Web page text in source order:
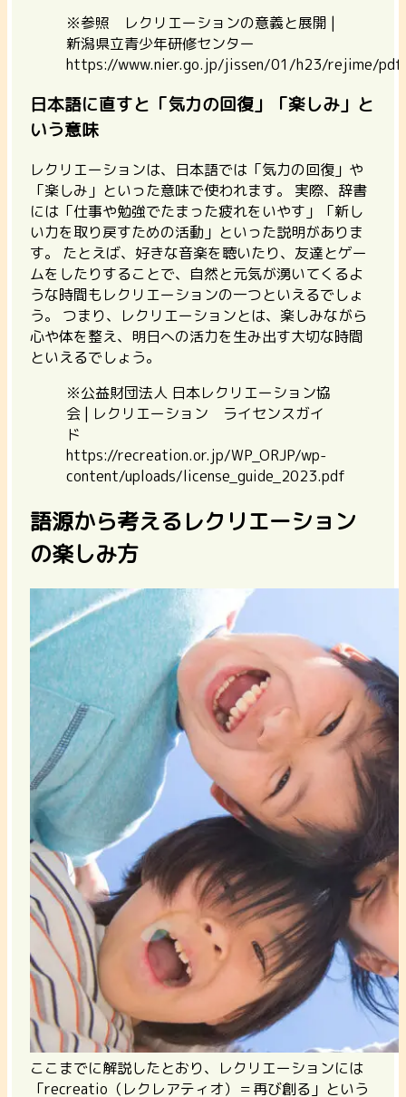
※参照 レクリエーションの意義と展開 |
新潟県立青少年研修センター
https://www.nier.go.jp/jissen/01/h23/rejime/
日本語に直すと「気力の回復」「楽しみ」と
いう意味
レクリエーションは、日本語では「気力の回復」や
「楽しみ」といった意味で使われます。 実際、辞書
には「仕事や勉強でたまった疲れをいやす」「新し
い力を取り戻すための活動」といった説明がありま
す。
たとえば、好きな音楽を聴いたり、友達とゲー
ムをしたりすることで、自然と元気が湧いてくるよ
うな時間もレクリエーションの一つといえるでしょ
う。 つまり、レクリエーションとは、楽しみながら
心や体を整え、明日への活力を生み出す大切な時間
といえるでしょう。
※公益財団法人 日本レクリエーション協
会 | レクリエーション ライセンスガイ
ド
https://recreation.or.jp/WP_ORJP/wp-
content/uploads/license_guide_2023.pdf
語源から考えるレクリエーション
の楽しみ方
ここまでに解説したとおり、レクリエーションには
「recreatio（レクレアティオ）＝再び創る」という